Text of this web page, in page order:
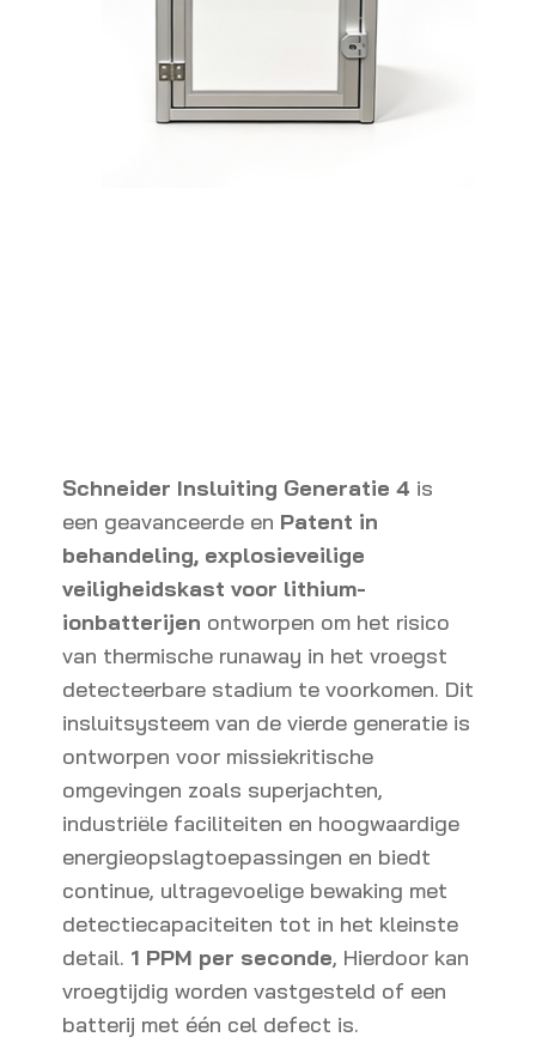
Schneider Insluiting Generatie 4 is
een geavanceerde en Patent in
behandeling, explosieveilige
veiligheidskast voor lithium-
ionbatterijen ontworpen om het risico
van thermische runaway in het vroegst
detecteerbare stadium te voorkomen. Dit
insluitsysteem van de vierde generatie is
ontworpen voor missiekritische
omgevingen zoals superjachten,
industriële faciliteiten en hoogwaardige
energieopslagtoepassingen en biedt
continue, ultragevoelige bewaking met
detectiecapaciteiten tot in het kleinste
detail. 1 PPM per seconde, Hierdoor kan
vroegtijdig worden vastgesteld of een
batterij met één cel defect is.